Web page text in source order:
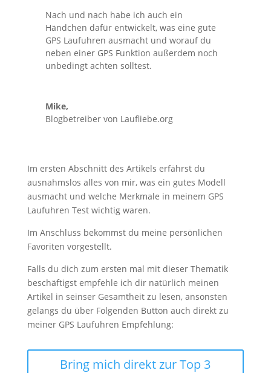
Nach und nach habe ich auch ein
Händchen dafür entwickelt, was eine gute
GPS Laufuhren ausmacht und worauf du
neben einer GPS Funktion außerdem noch
unbedingt achten solltest.
Mike,
Blogbetreiber von Laufliebe.org
Im ersten Abschnitt des Artikels erfährst du
ausnahmslos alles von mir, was ein gutes Modell
ausmacht und welche Merkmale in meinem GPS
Laufuhren Test wichtig waren.
Im Anschluss bekommst du meine persönlichen
Favoriten vorgestellt.
Falls du dich zum ersten mal mit dieser Thematik
beschäftigst empfehle ich dir natürlich meinen
Artikel in seinser Gesamtheit zu lesen, ansonsten
gelangs du über Folgenden Button auch direkt zu
meiner GPS Laufuhren Empfehlung:
Bring mich direkt zur Top 3